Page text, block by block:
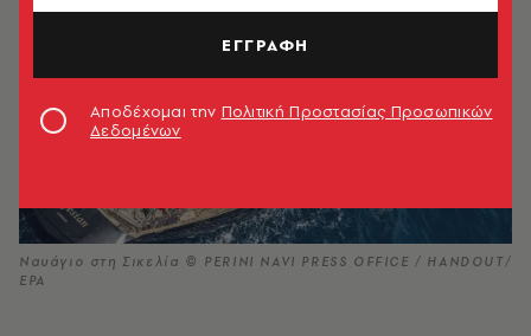
Ναυάγιο στη Σικελία © PERINI NAVI PRESS OFFICE / HANDOUT/
EPA
ΕΓΓΡΑΦΗ
Αποδέχομαι την Πολιτική Προστασίας Προσωπικών
Δεδομένων